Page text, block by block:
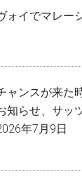
ォイでマレー
ャンスが来た
知らせ、サッ
年7月9日